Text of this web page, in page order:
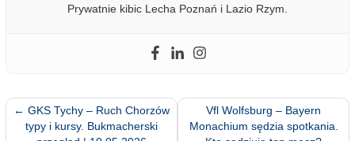
Prywatnie kibic Lecha Poznań i Lazio Rzym.
← GKS Tychy – Ruch Chorzów
typy i kursy. Bukmacherski
Vfl Wolfsburg – Bayern
Monachium sędzia spotkania.